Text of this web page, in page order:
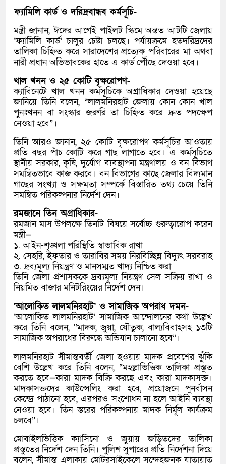
ফ্যামিলি কার্ড ও দরিদ্রবান্ধব কর্মসূচি-
মন্ত্রী জানান, ঈদের আগেই পাইলট স্কিমে অন্তত আটটি জেলায়
‘ফ্যামিলি কার্ড’ চালুর চেষ্টা চলছে। পর্যায়ক্রমে হতদরিদ্রদের
তালিকা চিহ্নিত করে সারাদেশের প্রত্যেক পরিবারের মা অথবা
নারী প্রধান অভিভাবকের হাতে এ কার্ড পৌঁছে দেওয়া হবে।
খাল খনন ও ২৫ কোটি বৃক্ষরোপণ-
ক্যাবিনেটে খাল খনন কর্মসূচিকে অগ্রাধিকার দেওয়া হয়েছে
জানিয়ে তিনি বলেন, “লালমনিরহাট জেলায় কোন কোন খাল
পুনঃখনন বা সংস্কার জরুরি তা চিহ্নিত করে দ্রুত পদক্ষেপ
নেওয়া হবে”।
তিনি আরও জানান, ২৫ কোটি বৃক্ষরোপণ কর্মসূচির আওতায়
প্রতি বছর পাঁচ কোটি করে গাছ লাগাতে হবে। এ কর্মসূচিতে
স্থানীয় সরকার, কৃষি, দুর্যোগ ব্যবস্থাপনা মন্ত্রণালয় ও বন বিভাগ
সমন্বিতভাবে কাজ করবে। বন বিভাগের কাছে জেলার বিদ্যমান
গাছের সংখ্যা ও সক্ষমতা সম্পর্কে বিস্তারিত তথ্য চেয়ে তিনি
সমন্বিত পরিকল্পনার নির্দেশ দেন।
রমজানে তিন অগ্রাধিকার-
রমজান মাস উপলক্ষে তিনটি বিষয়ে সর্বোচ্চ গুরুত্বারোপ করেন
মন্ত্রী—
১. আইন-শৃঙ্খলা পরিস্থিতি স্বাভাবিক রাখা
২. সেহরি, ইফতার ও তারাবির সময় নিরবিচ্ছিন্ন বিদ্যুৎ সরবরাহ
৩. দ্রব্যমূল্য নিয়ন্ত্রণ ও মানসম্মত খাদ্য নিশ্চিত করা
তিনি জেলা প্রশাসককে দ্রব্যমূল্য নিয়ন্ত্রণ সেল সক্রিয় রাখা ও
নিয়মিত বাজার মনিটরিংয়ের নির্দেশ দেন।
‘আলোকিত লালমনিরহাট’ ও সামাজিক অপরাধ দমন-
‘আলোকিত লালমনিরহাট’ সামাজিক আন্দোলনের কথা উল্লেখ
করে তিনি বলেন, “মাদক, জুয়া, যৌতুক, বাল্যবিবাহসহ ১৩টি
সামাজিক অপরাধের বিরুদ্ধে অভিযান চালানো হবে”।
লালমনিরহাট সীমান্তবর্তী জেলা হওয়ায় মাদক প্রবেশের ঝুঁকি
বেশি উল্লেখ করে তিনি বলেন, “মহল্লাভিত্তিক তালিকা প্রস্তুত
করতে হবে—কারা মাদক বিক্রি করছে এবং কারা মাদকাসক্ত।
মাদকাসক্তদের কাউন্সেলিং করা হবে, প্রয়োজনে পুনর্বাসন
কেন্দ্রে পাঠানো হবে, এরপরও সংশোধন না হলে আইনি ব্যবস্থা
নেওয়া হবে। তিন স্তরের পরিকল্পনায় মাদক নির্মূল কার্যক্রম
চলবে”।
মোবাইলভিত্তিক ক্যাসিনো ও জুয়ায় জড়িতদের তালিকা
প্রস্তুতের নির্দেশ দেন তিনি। পুলিশ সুপারের প্রতি নির্দেশনা দিয়ে
বলেন, সীমান্ত এলাকায় মোটরসাইকেলে সন্দেহজনক যাতায়াত